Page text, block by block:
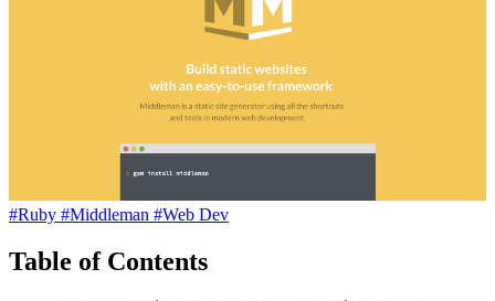
#Ruby #Middleman #Web Dev
Table of Contents